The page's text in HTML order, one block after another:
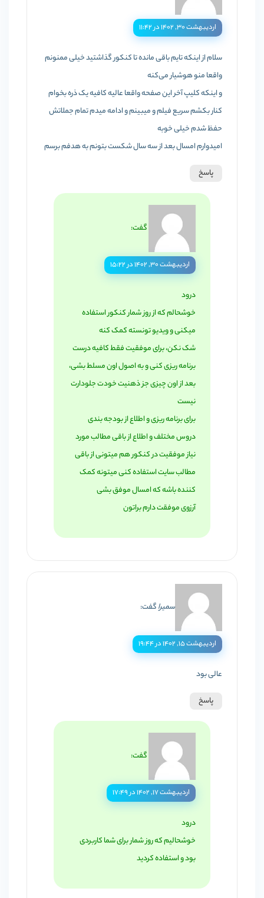
اردیبهشت ۳۰, ۱۴۰۲ در ۱۱:۴۲
سلام از اینکه تایم باقی مانده تا کنکور گذاشتید خیلی ممنونم
واقعا منو هوشیار می‌کنه
و اینکه کلیپ آخر این صفحه واقعا عالیه کافیه یک ذره بخوام
کنار بکشم سریع فیلم و میبینم و ادامه میدم تمام جملاتش
حفظ شدم خیلی خوبه
امیدوارم امسال بعد از سه سال شکست بتونم به هدفم برسم
پاسخ
گفت:
اردیبهشت ۳۰, ۱۴۰۲ در ۱۵:۲۲
درود
خوشحالم که از روز شمار کنکور استفاده
میکنی و ویدیو تونسته کمک کنه
شک نکن، برای موفقیت فقط کافیه درست
برنامه ریزی کنی و به اصول اون مسلط بشی،
بعد از اون چیزی جز ذهنیت خودت جلودارت
نیست
برای برنامه ریزی و اطلاع از بودجه بندی
دروس مختلف و اطلاع از باقی مطالب مورد
نیاز موفقیت در کنکور هم میتونی از باقی
مطالب سایت استفاده کنی میتونه کمک
کننده باشه که امسال موفق بشی
آرزوی موفقت دارم براتون
سمیراگفت:
اردیبهشت ۱۵, ۱۴۰۲ در ۱۹:۴۴
عالی بود
پاسخ
گفت:
اردیبهشت ۱۷, ۱۴۰۲ در ۱۷:۴۹
درود
خوشحالیم که روز شمار برای شما کاربردی
بود و استفاده کردید